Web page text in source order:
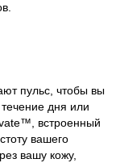
пульс, чтобы вы
течение дня или
встроенный
вашего
вашу кожу,